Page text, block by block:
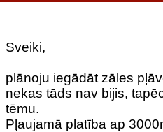
Sveiki,
plānoju iegādāt zāles
nekas tāds nav bijis,
tēmu.
Pļaujamā platība ap